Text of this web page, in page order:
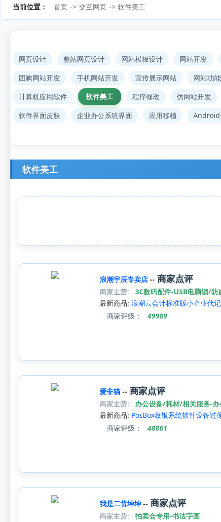
当前位置： 首页 -> 交互网页 -> 软件美工
网页设计 整站网页设计 网站模板设计
网站开发
团购网站开发
手机网站开发 宣传展示网站
网站功
计算机应用软件
软件美工 程序修改
仿网站开发
软件界面皮肤
企业办公系统界面 应用移植 Android
软件美工
浪潮宇辰专卖店 -- 商家点评
商家主营:
3C数码配件-USB电脑锁/防
最新商品: 浪潮云会计标准版小企业代
商家评级：
49989
爱非猫 -- 商家点评
商家主营:
办公设备/耗材/相关服务-
最新商品: PosBox收银系统软件设备过
商家评级：
48861
我是二货坤坤 -- 商家点评
商家主营:
拍卖会专用-书法字画